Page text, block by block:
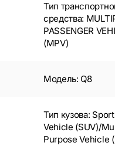
Тип
средства:
PASSENGER
(MPV)
Модель: Q8
Тип кузова:
Vehicle (SUV)/
Purpose Vehicle